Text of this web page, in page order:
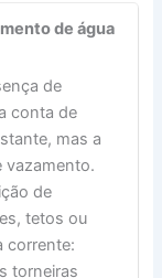
de água
de
conta de
mas a
vazamento.
de
tetos ou
corrente:
torneiras